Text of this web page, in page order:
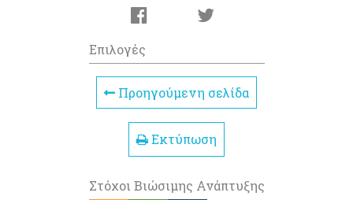
Επιλογές
Προηγούμενη σελίδα
Εκτύπωση
Στόχοι Βιώσιμης Ανάπτυξης